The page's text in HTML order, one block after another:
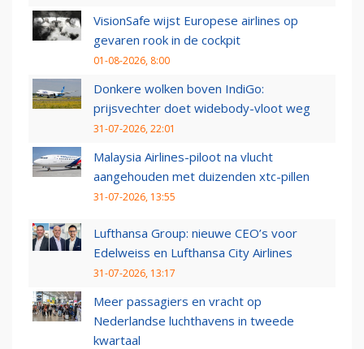
VisionSafe wijst Europese airlines op
gevaren rook in de cockpit
01-08-2026, 8:00
Donkere wolken boven IndiGo:
prijsvechter doet widebody-vloot weg
31-07-2026, 22:01
Malaysia Airlines-piloot na vlucht
aangehouden met duizenden xtc-pillen
31-07-2026, 13:55
Lufthansa Group: nieuwe CEO’s voor
Edelweiss en Lufthansa City Airlines
31-07-2026, 13:17
Meer passagiers en vracht op
Nederlandse luchthavens in tweede
kwartaal